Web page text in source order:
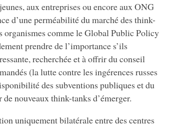
aux entreprises ou encore aux ONG
d’une perméabilité du marché des think-
organismes comme le Global Public Policy
prendre de l’importance s’ils
recherchée et à offrir du conseil
(la lutte contre les ingérences russes
des subventions publiques et du
nouveaux think-tanks d’émerger.
uniquement bilatérale entre des centres